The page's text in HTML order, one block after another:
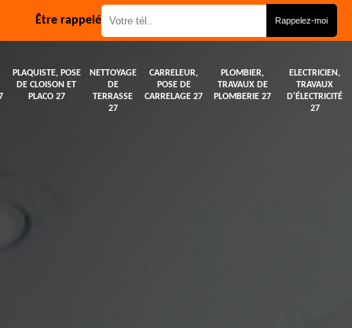
Être rappelé
PLAQUISTE, POSE
DE CLOISON ET
PLACO 27
NETTOYAGE
DE
TERRASSE
27
CARRELEUR,
POSE DE
CARRELAGE 27
PLOMBIER,
TRAVAUX DE
PLOMBERIE 27
ELECTRICIEN,
TRAVAUX
D'ÉLECTRICITÉ
27